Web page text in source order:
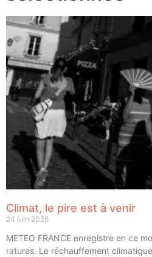
Climat, le pire est à venir
24 juin 2026
METEO FRANCE enre­gistre en ce
ra­tures. Le réchauf­fe­ment